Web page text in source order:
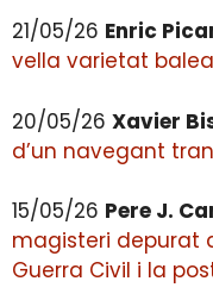
21/05/26 Enric
vella varietat
20/05/26 Xavier
d’un navegant
15/05/26 Pere J.
magisteri depurat
Guerra Civil i la